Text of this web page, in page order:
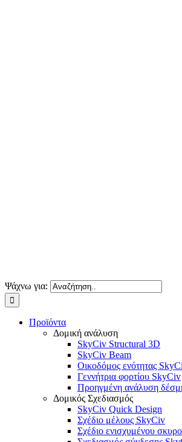
Ψάχνω για:
Προϊόντα
Δομική ανάλυση
SkyCiv Structural 3D
SkyCiv Beam
Οικοδόμος ενότητας
Γεννήτρια φορτίου SkyCiv
Προηγμένη ανάλυση
Δομικός Σχεδιασμός
SkyCiv Quick Design
Σχέδιο μέλους SkyCiv
Σχέδιο ενισχυμένου